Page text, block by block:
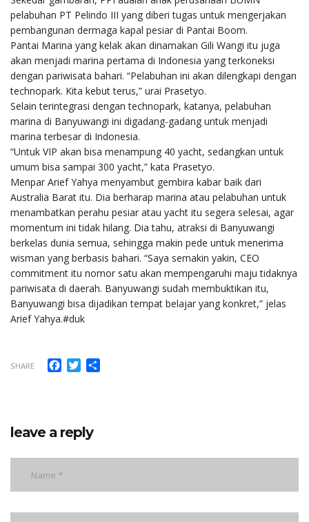
pelabuhan PT Pelindo III yang diberi tugas untuk mengerjakan
pembangunan dermaga kapal pesiar di Pantai Boom.
Pantai Marina yang kelak akan dinamakan Gili Wangi itu juga
akan menjadi marina pertama di Indonesia yang terkoneksi
dengan pariwisata bahari. “Pelabuhan ini akan dilengkapi dengan
technopark. Kita kebut terus,” urai Prasetyo.
Selain terintegrasi dengan technopark, katanya, pelabuhan
marina di Banyuwangi ini digadang-gadang untuk menjadi
marina terbesar di Indonesia.
“Untuk VIP akan bisa menampung 40 yacht, sedangkan untuk
umum bisa sampai 300 yacht,” kata Prasetyo.
Menpar Arief Yahya menyambut gembira kabar baik dari
Australia Barat itu. Dia berharap marina atau pelabuhan untuk
menambatkan perahu pesiar atau yacht itu segera selesai, agar
momentum ini tidak hilang. Dia tahu, atraksi di Banyuwangi
berkelas dunia semua, sehingga makin pede untuk menerima
wisman yang berbasis bahari. “Saya semakin yakin, CEO
commitment itu nomor satu akan mempengaruhi maju tidaknya
pariwisata di daerah. Banyuwangi sudah membuktikan itu,
Banyuwangi bisa dijadikan tempat belajar yang konkret,” jelas
Arief Yahya.#duk
SHARE Facebook
Twitter
leave a reply